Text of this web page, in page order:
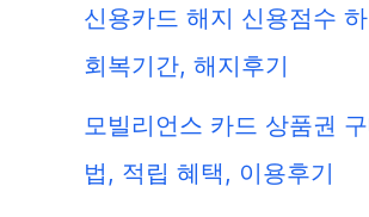
신용카드 해지 신용점수
회복기간, 해지후기
모빌리언스 카드 상품권
법, 적립 혜택, 이용후기